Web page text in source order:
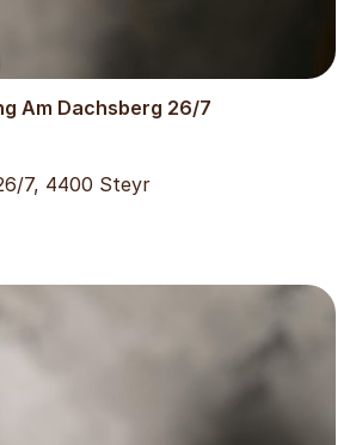
Am Dachsberg 26/7
7, 4400 Steyr